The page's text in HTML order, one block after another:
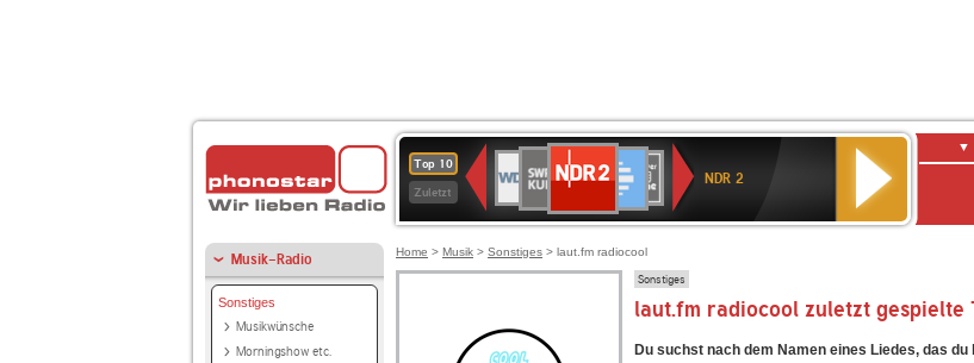
Top 10
Zuletzt
Deutschlandfunk
80er
90er
OLDIE
ANTENNE
SWR3
WDR
4
BR-
KLASSIK
Deutschlandfunk
Kultur
ANTENNE
BAYERN
2
Kultur
2
NDR 2
Musik-Radio
Sonstiges
Musikwünsche
Morningshow etc.
Home > Musik > Sonstiges > laut.fm radiocool
Sonstiges
laut.fm radiocool zuletzt gespielte
Du suchst nach dem Namen eines Liedes, das